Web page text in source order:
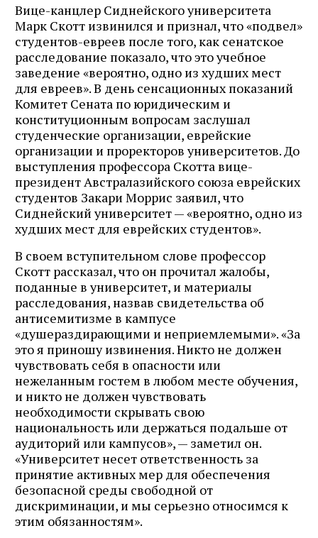
Вице-канцлер Сиднейского университета
Марк Скотт извинился и признал, что «подвел»
студентов-евреев после того, как сенатское
расследование показало, что это учебное
заведение «вероятно, одно из худших мест
для евреев». В день сенсационных показаний
Комитет Сената по юридическим и
конституционным вопросам заслушал
студенческие организации, еврейские
организации и проректоров университетов. До
выступления профессора Скотта вице-
президент Австралазийского союза еврейских
студентов Закари Моррис заявил, что
Сиднейский университет — «вероятно, одно из
худших мест для еврейских студентов».
В своем вступительном слове профессор
Скотт рассказал, что он прочитал жалобы,
поданные в университет, и материалы
расследования, назвав свидетельства об
антисемитизме в кампусе
«душераздирающими и неприемлемыми». «За
это я приношу извинения. Никто не должен
чувствовать себя в опасности или
нежеланным гостем в любом месте обучения,
и никто не должен чувствовать
необходимости скрывать свою
национальность или держаться подальше от
аудиторий или кампусов», — заметил он.
«Университет несет ответственность за
принятие активных мер для обеспечения
безопасной среды свободной от
дискриминации, и мы серьезно относимся к
этим обязанностям».